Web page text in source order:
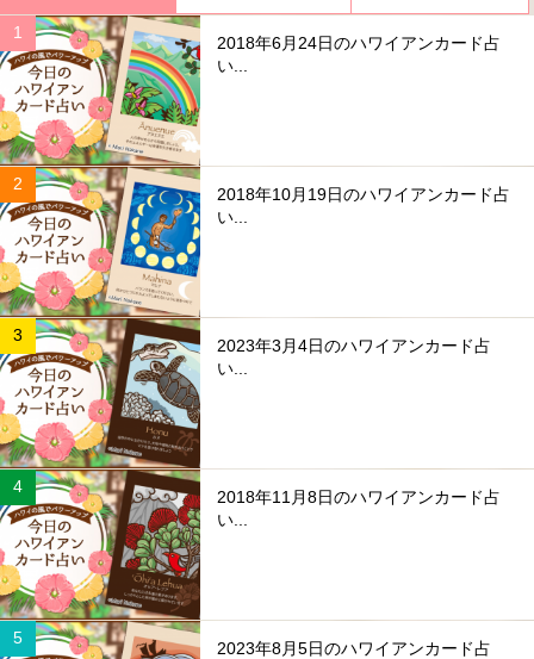
2018年6月24日のハワイアンカード占
い...
2018年10月19日のハワイアンカード占
い...
2023年3月4日のハワイアンカード占
い...
2018年11月8日のハワイアンカード占
い...
2023年8月5日のハワイアンカード占